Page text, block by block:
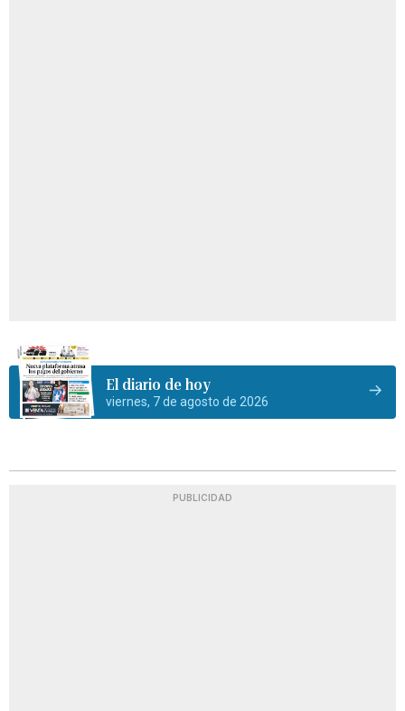
El diario de hoy
viernes, 7 de agosto de 2026
PUBLICIDAD